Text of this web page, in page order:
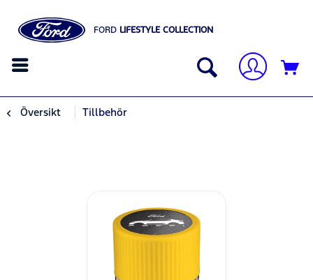
FORD LIFESTYLE COLLECTION
Översikt Tillbehör